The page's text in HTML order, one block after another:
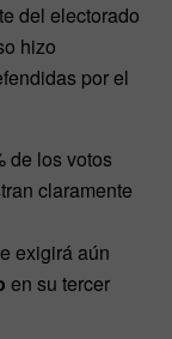
del electorado
hizo
por el
de los votos
claramente
exigirá aún
en su tercer